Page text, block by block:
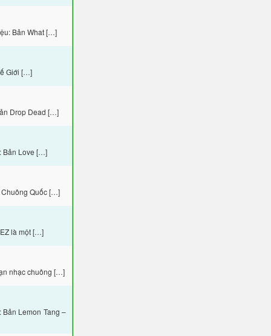
Bản What […]
Giới […]
Drop Dead […]
Bản Love […]
Chuông Quốc […]
là một […]
nhạc chuông […]
Lemon Tang –